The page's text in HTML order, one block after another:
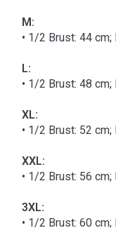
M:
• 1/2 Brust: 44
L:
• 1/2 Brust: 48
XL:
• 1/2 Brust: 52
XXL:
• 1/2 Brust: 56
3XL:
• 1/2 Brust: 60